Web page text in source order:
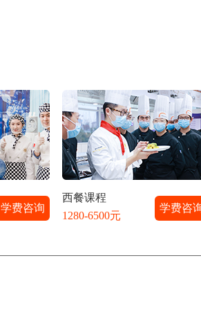
学费咨询
西餐课程
1280-6500元
学费咨